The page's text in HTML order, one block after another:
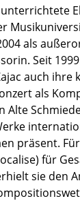
als
Seit
auch ihre
als
Alte
präsent.
für
sie den